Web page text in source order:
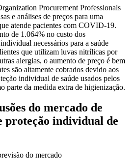
Procurement Professionals
e análises de preços para uma
atende pacientes com COVID-19.
de 1.064% no custo dos
necessários para a saúde
que utilizam luvas nitrílicas por
alergias, o aumento de preço é bem
são altamente cobrados devido aos
individual de saúde usados ​​pelos
parte da medida extra de higienização.
do mercado de
proteção individual de
do mercado